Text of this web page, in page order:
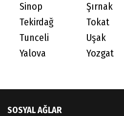
Sinop
Şırnak
Tekirdağ
Tokat
Tunceli
Uşak
Yalova
Yozgat
SOSYAL AĞLAR